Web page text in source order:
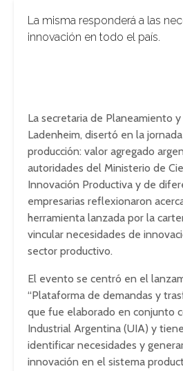
La misma responderá a las
innovación en todo el país.
La secretaria de Planeamiento
Ladenheim, disertó en la
producción: valor agregado
autoridades del Ministerio de
Innovación Productiva y de
empresarias reflexionaron
herramienta lanzada por la
vincular necesidades de
sector productivo.
El evento se centró en el
“Plataforma de demandas y
que fue elaborado en conjunto
Industrial Argentina (UIA) y
identificar necesidades y
innovación en el sistema